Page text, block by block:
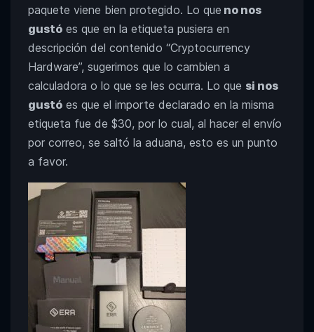
paquete viene bien protegido. Lo que no nos
gustó es que en la etiqueta pusiera en
descripción del contenido “Cryptocurrency
Hardware”, sugerimos que lo cambien a
calculadora o lo que se les ocurra. Lo que si nos
gustó es que el importe declarado en la misma
etiqueta fue de $30, por lo cual, al hacer el envío
por correo, se saltó la aduana, esto es un punto
a favor.